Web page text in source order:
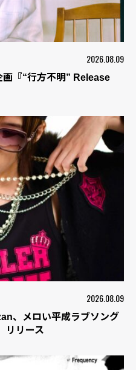
2026.08.09
『“行方不明” Release
2026.08.09
、メロい平成ラブソング
リリース